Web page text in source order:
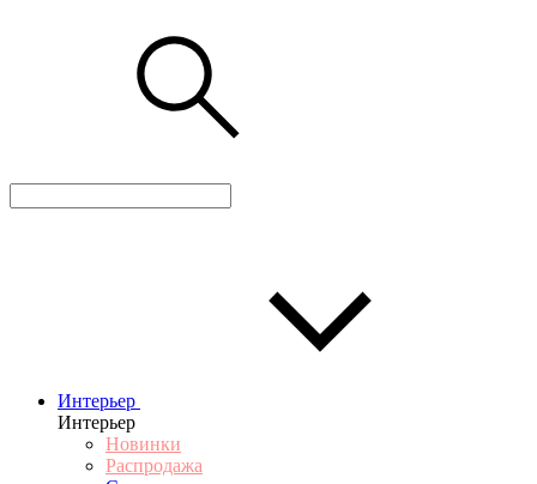
Интерьер
Интерьер
Новинки
Распродажа